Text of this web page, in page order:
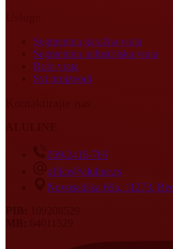
Segmentna garažna vrata
Segmentna industrijska vrata
Rolo vrata
Svi proizvodi
069/2416-769
office@aluline.rs
Novosadska 69a, 11273,